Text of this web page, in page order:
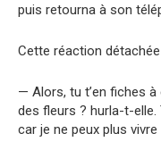
puis retourna à son
Cette réaction
— Alors, tu t’en fiches à
des fleurs ? hurla-t-elle.
car je ne peux plus